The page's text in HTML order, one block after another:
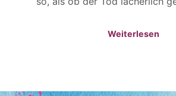
Weiterlesen